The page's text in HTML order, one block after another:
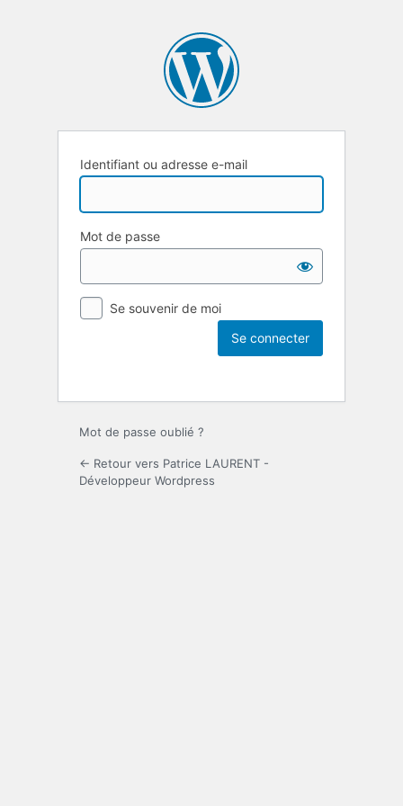
Identifiant ou adresse e-mail
Mot de passe
Se souvenir de moi
Mot de passe oublié ?
← Retour vers Patrice LAURENT -
Développeur Wordpress